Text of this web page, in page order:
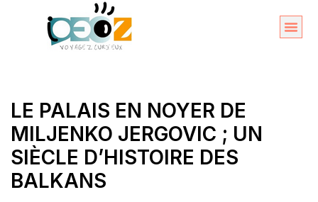
LE PALAIS EN NOYER DE
MILJENKO JERGOVIC ; UN
SIÈCLE D’HISTOIRE DES
BALKANS